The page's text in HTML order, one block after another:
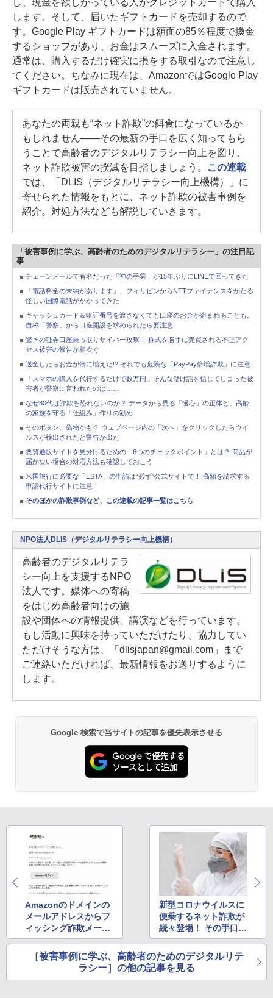
し、現金を欲しがっている人がクレジットカードで購入
します。そして、届いたギフトカードを売却するので
す。Google Play ギフトカードは額面の85％程度で換金
するショップがあり、お金はスムーズに入金されます。
通常は、購入するだけ確実に損をする取引なので注意し
てください。ちなみに現在は、AmazonではGoogle Play
ギフトカードは販売されていません。
あなたの両親も“ネット詐欺”の餌食になっているか
もしれません――その最新の手口を広く知ってもら
うことで高齢者のデジタルリテラシー向上を図り、
ネット詐欺被害の撲滅を目指しましょう。
この連載
では、「DLIS（デジタルリテラシー向上機構）」に
寄せられた情報をもとに、ネット詐欺の被害事例を
紹介。対処方法なども解説していきます。
「被害事例に学ぶ、高齢者のためのデジタルリテラシー」の注目記
事
チェーンメールで有名だった「神の手雲」が15年ぶりにLINEで回ってきた
「電話料金の未納があります」、フィリピンからNTTファイナンスをかたる
怪しい国際電話がかかってきた
キャッシュカード＆暗証番号を渡さなくても口座のお金が盗まれることも。
自称「警察」から口座開設を求められたら要注意
驚きの証券口座乗っ取りサイバー攻撃！ 株式を勝手に売買される不正アク
セス被害の報告が相次ぐ
送金したらお金が倍に増えた!? それでも危険な「PayPay倍増詐欺」に注意
「スマホの購入を代行するだけで数万円」そんな儲け話を信じてしまった被
害者が警察に言われたのは……
なぜ80代は詐欺を恐れないのか？ データから見る「慢心」の正体と、高齢
の家族を守る「仕組み」作りの勧め
そのボタン、偽物かも？ ウェブページ内の「次へ」をクリックしたらウイ
ルスが検出されたと警告が出た
悪質通販サイトを見分けるための「6つのチェックポイント」とは？ 商品が
届かない場合の対応方法も確認しておこう
米国旅行に必要な「ESTA」の申請は“必ず”公式サイトで！ 高額を請求する
申請代行サイトに注意！
そのほかの詐欺事例など、この連載の記事一覧はこちら
NPO法人DLIS（デジタルリテラシー向上機構）
高齢者のデジタルリテラ
シー向上を支援するNPO
法人です。媒体への寄稿
をはじめ高齢者向けの施
設や団体への情報提供、講演などを行っています。
もし活動に興味を持っていただけたり、協力してい
ただけそうな方は、「dlisjapan@gmail.com」まで
ご連絡いただければ、最新情報をお送りするように
します。
Google 検索で当サイトの記事を優先表示させる
Amazonのドメインの
メールアドレスからフ
ィッシング詐欺メール
が来た
新型コロナウイルスに
便乗するネット詐欺が
続々登場！ その手口と
は
［被害事例に学ぶ、高齢者のためのデジタルリテ
ラシー］の他の記事を見る